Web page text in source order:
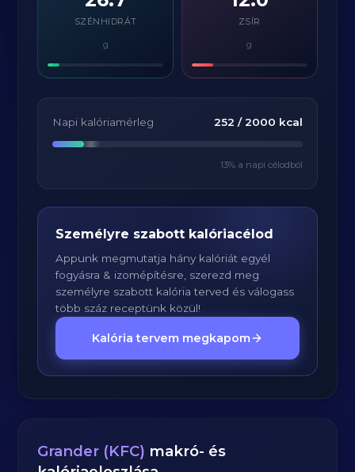
SZÉNHIDRÁT
g
ZSÍR
g
Napi kalóriamérleg 252 / 2000 kcal
13% a napi célodból
Személyre szabott kalóriacélod
Appunk megmutatja hány kalóriát egyél
fogyásra & izomépítésre, szerezd meg
személyre szabott kalória terved és válogass
több száz receptünk közül!
Kalória tervem megkapom
Grander (KFC) makró- és